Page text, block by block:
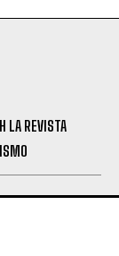
LA REVISTA